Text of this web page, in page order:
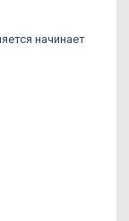
начинает